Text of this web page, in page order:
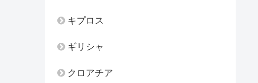
キプロス
ギリシャ
クロアチア